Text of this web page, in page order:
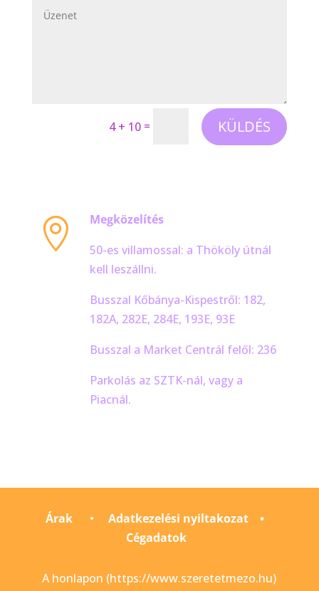
4 + 10 = KÜLDÉS

Megközelítés
50-es villamossal: a Thököly útnál
kell leszállni.
Busszal Kőbánya-Kispestről: 182,
182A, 282E, 284E, 193E, 93E
Busszal a Market Centrál felől: 236
Parkolás az SZTK-nál, vagy a
Piacnál.
Árak • Adatkezelési nyiltakozat •
Cégadatok
A honlapon (https://www.szeretetmezo.hu)